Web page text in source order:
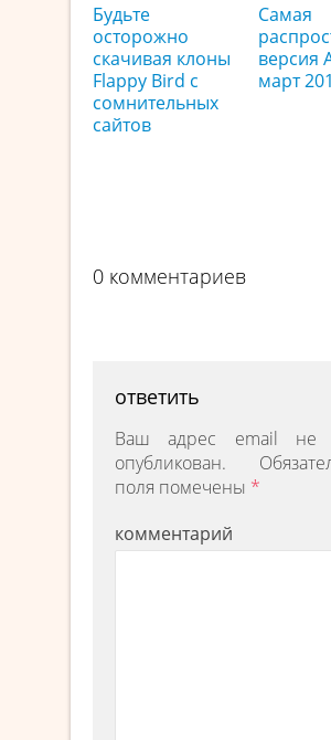
Будьте
осторожно
скачивая клоны
Flappy Bird с
сомнительных
сайтов
Самая
версия
март
0 комментариев
ответить
Ваш адрес email не
опубликован.
поля помечены *
комментарий